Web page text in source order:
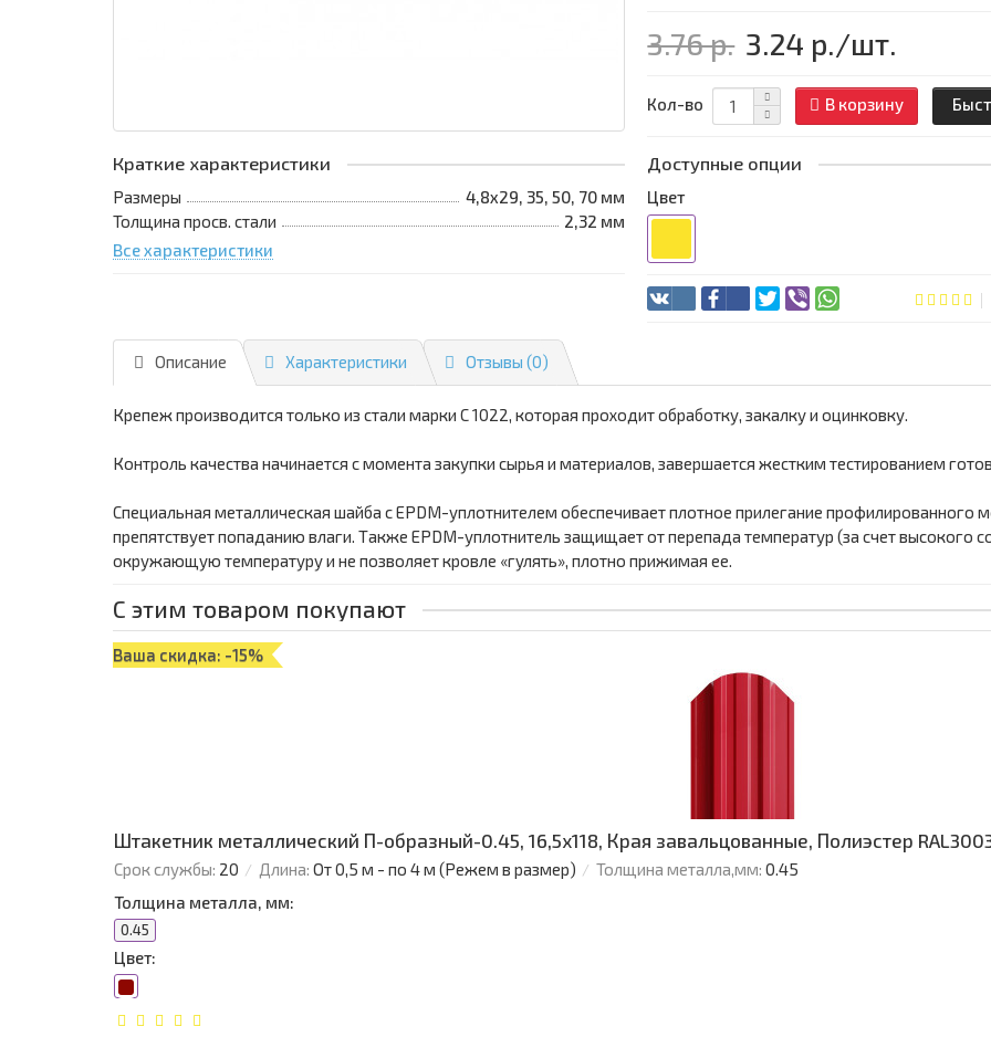
Краткие характеристики
Размеры
4,8х29, 35, 50, 70 мм
Толщина просв. стали
2,32 мм
Все характеристики
3.76 р. 3.24 р./шт.
Кол-во В корзину
Доступные опции
Цвет
Описание Характеристики Отзывы (0)
Крепеж производится только из стали марки С 1022, которая проходит обработку, закалку и оцинковку.
Контроль качества начинается с момента закупки сырья и материалов, завершается жестким тестированием
Специальная металлическая шайба с ЕРDМ-уплотнителем обеспечивает плотное прилегание профилированного
препятствует попаданию влаги. Также ЕРDМ-уплотнитель защищает от перепада температур (за счет высокого
окружающую температуру и не позволяет кровле «гулять», плотно прижимая ее.
С этим товаром покупают
Ваша скидка: -15%
Штакетник металлический П-образный-0.45, 16,5х118, Края завальцованные, Полиэстер
Срок службы: 20 Длина: От 0,5 м - по 4 м (Режем в размер) Толщина металла,мм: 0.45
Толщина металла, мм:
0.45
Цвет: